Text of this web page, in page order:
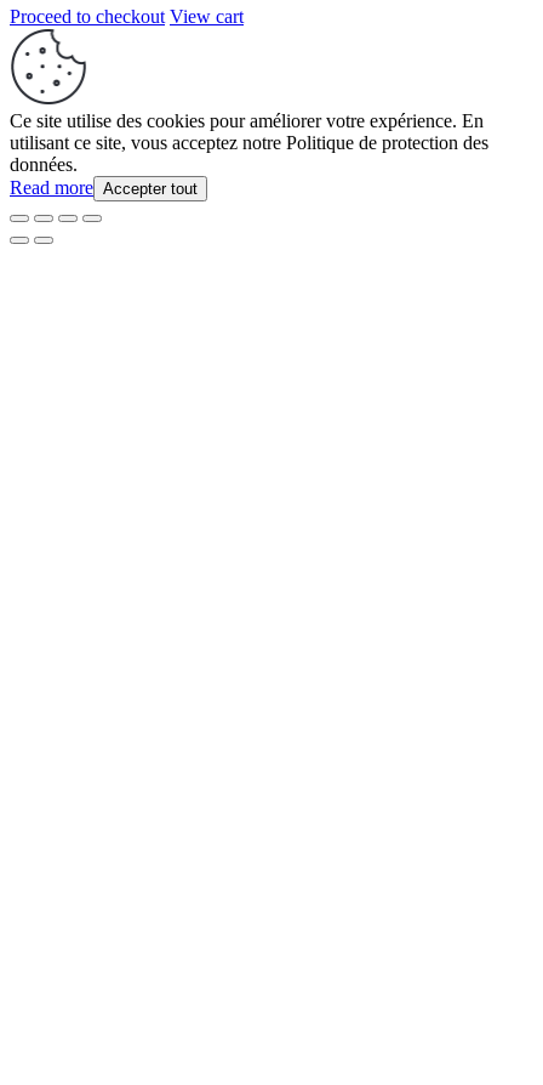
Proceed to checkout View cart
Ce site utilise des cookies pour améliorer votre expérience. En
utilisant ce site, vous acceptez notre Politique de protection des
données.
Read more Accepter tout